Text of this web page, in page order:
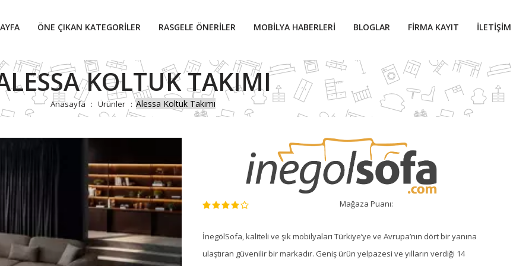
ÖNE ÇIKAN KATEGORILER RASGELE ÖNERILER MOBILYA HABERLERI BLOGLAR FIRMA KAYIT İLETIŞIM
KOLTUK TAKIMI
Anasayfa Ürünler Alessa Koltuk Takımı
Mağaza Puanı:
İnegölSofa, kaliteli ve şık mobilyaları Türkiye’ye ve Avrupa’nın dört bir yanına
ulaştıran güvenilir bir markadır. Geniş ürün yelpazesi ve yılların verdiği 14